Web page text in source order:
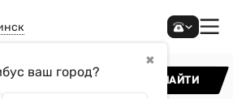
✖
ваш город?
НАЙТИ